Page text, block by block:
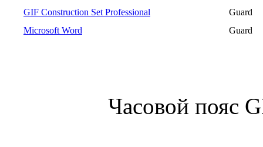
GIF Construction Set Professional
Guard
Microsoft Word
Guard
Часовой пояс